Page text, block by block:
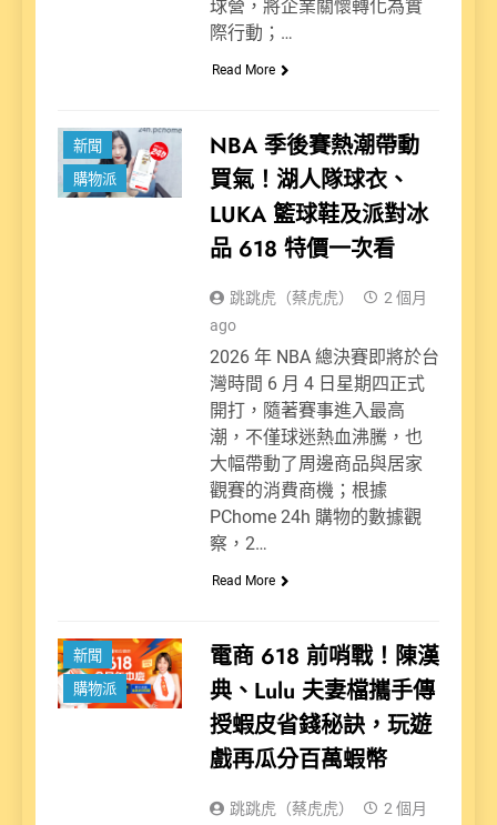
球營，將企業關懷轉化為實
際行動；…
Read More
新聞
購物派
NBA 季後賽熱潮帶動
買氣！湖人隊球衣、
LUKA 籃球鞋及派對冰
品 618 特價一次看
跳跳虎（蔡虎虎）
2 個月
ago
2026 年 NBA 總決賽即將於台
灣時間 6 月 4 日星期四正式
開打，隨著賽事進入最高
潮，不僅球迷熱血沸騰，也
大幅帶動了周邊商品與居家
觀賽的消費商機；根據
PChome 24h 購物的數據觀
察，2…
Read More
新聞
購物派
電商 618 前哨戰！陳漢
典、Lulu 夫妻檔攜手傳
授蝦皮省錢秘訣，玩遊
戲再瓜分百萬蝦幣
跳跳虎（蔡虎虎）
2 個月